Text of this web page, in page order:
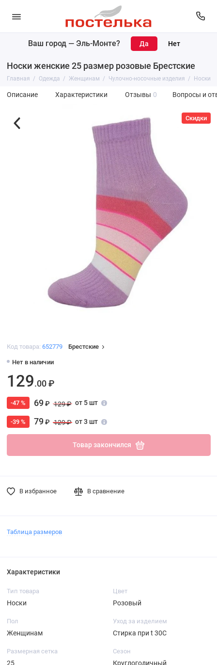
Ваш город — Эль-Монте?
Носки женские 25 размер розовые Брестские
Главная Одежда Женщинам Чулочно-носочные изделия Носки
Описание Характеристики Отзывы 0 Вопросы и
Скидки
Код товара: 652779 Брестские
Нет в наличии
129.00 ₽
-47 % 69₽ 129 ₽ от 5 шт
-39 % 79₽ 129 ₽ от 3 шт
Товар закончился
В избранное В сравнение
Таблица размеров
Характеристики
Тип товара
Носки
Цвет
Розовый
Пол
Женщинам
Уход за изделием
Стирка при t 30С
Размерная сетка
25
Сезон
Круглогодичный